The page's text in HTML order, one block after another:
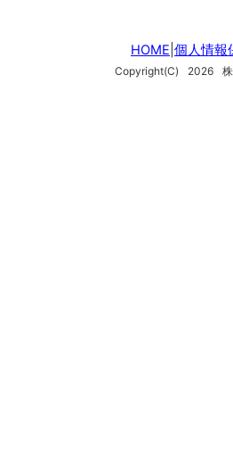
HOME 個人情報
Copyright(C) 2026